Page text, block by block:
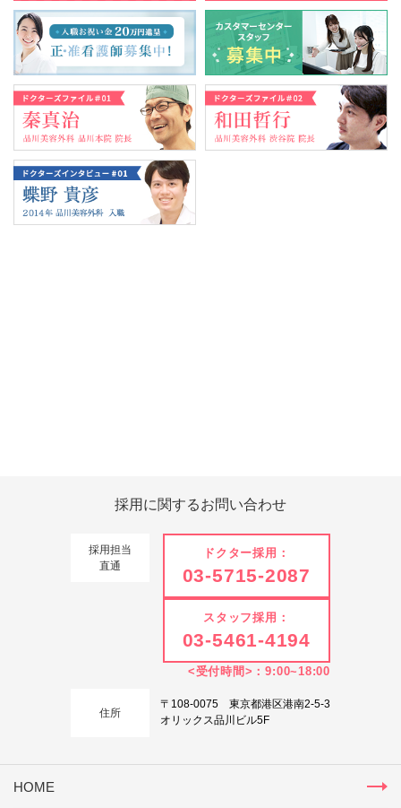
採用に関するお問い合わせ
採用担当
直通
ドクター採用：
03-5715-2087
スタッフ採用：
03-5461-4194
<受付時間>：9:00~18:00
住所
〒108-0075 東京都港区港南2-5-3
オリックス品川ビル5F
HOME